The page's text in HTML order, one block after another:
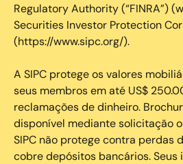
Regulatory Authority (“FINRA”)
Securities Investor Protection
(https://www.sipc.org/).
A SIPC protege os valores
seus membros em até US$
reclamações de dinheiro.
disponível mediante solicitação
SIPC não protege contra perdas
cobre depósitos bancários. Seus